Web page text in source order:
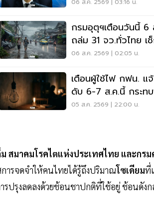
06 ส.ค. 2569 | 03:16 น.
กรมอุตุฯเตือนวันนี้ 6
ถล่ม 31 จว.ทั่วไทย
เสี่ยงด่วน
06 ส.ค. 2569 | 02:05 น.
เตือนผู้ใช้ไฟ กฟน.
ดับ 6-7 ส.ค.นี้ กระท
นนทบุรี-สมุทรปราการ
05 ส.ค. 2569 | 22:00 น.
สมาคมโรคไตแห่งประเทศไทย และกร
ารจดจำให้คนไทยได้รู้ถึงปริมาณโซเดียมที่
ปรุงลดลงด้วยช้อนชาปกติที่ใช้อยู่ ช้อนดัง